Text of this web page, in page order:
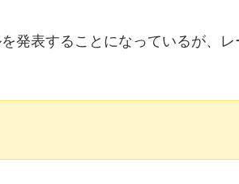
発表することになっているが、